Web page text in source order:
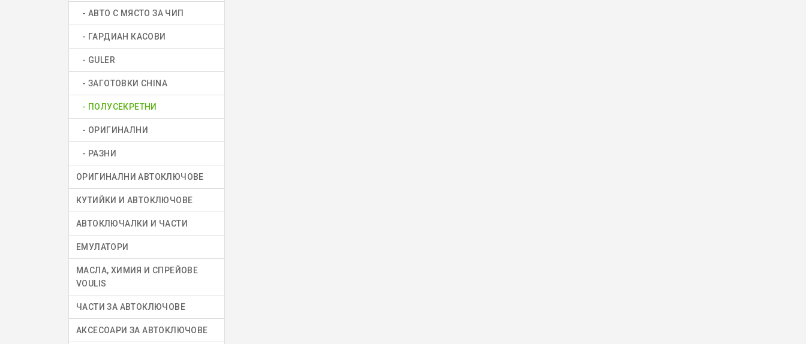
- АВТО С МЯСТО ЗА ЧИП
- ГАРДИАН КАСОВИ
- GULER
- ЗАГОТОВКИ CHINA
- ПОЛУСЕКРЕТНИ
- ОРИГИНАЛНИ
- РАЗНИ
ОРИГИНАЛНИ АВТОКЛЮЧОВЕ
КУТИЙКИ И АВТОКЛЮЧОВЕ
АВТОКЛЮЧАЛКИ И ЧАСТИ
ЕМУЛАТОРИ
МАСЛА, ХИМИЯ И СПРЕЙОВЕ
VOULIS
ЧАСТИ ЗА АВТОКЛЮЧОВЕ
АКСЕСОАРИ ЗА АВТОКЛЮЧОВЕ